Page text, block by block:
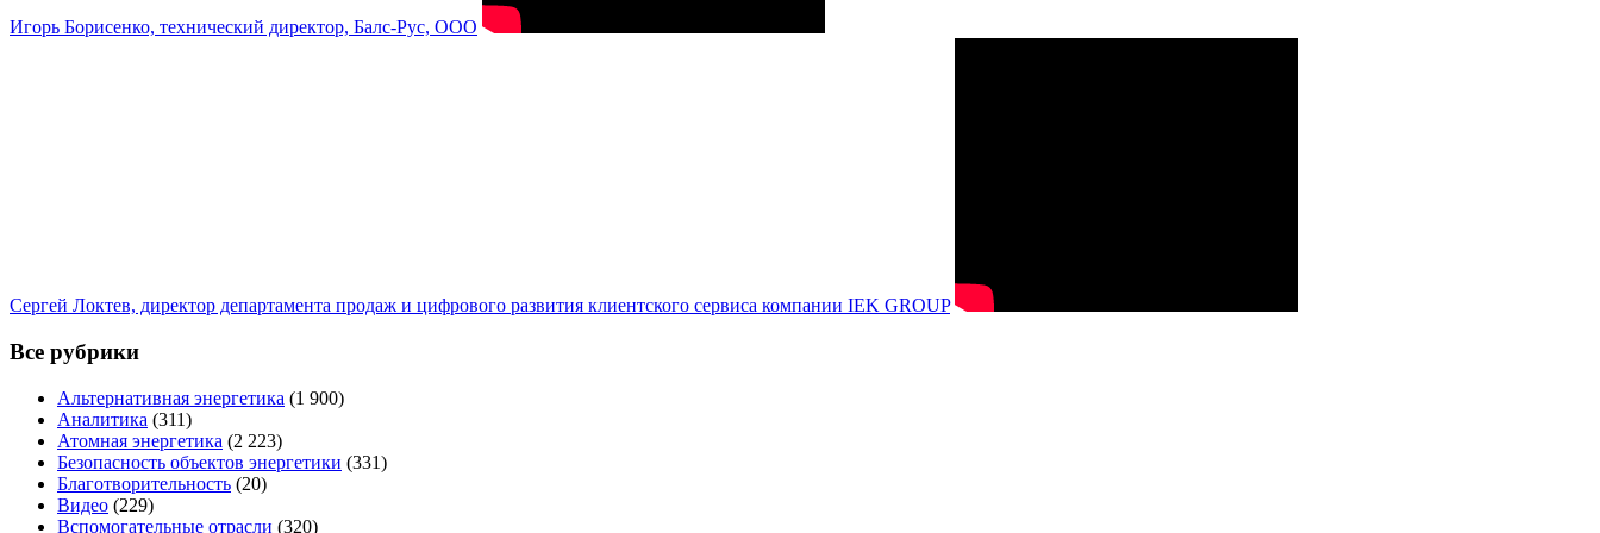
Игорь Борисенко, технический директор, Балс-Рус, ООО
Сергей Локтев, директор департамента продаж и цифрового развития клиентского сервиса компании IEK GROUP
Все рубрики
Альтернативная энергетика (1 900)
Аналитика (311)
Атомная энергетика (2 223)
Безопасность объектов энергетики (331)
Благотворительность (20)
Видео (229)
Вспомогательные отрасли (320)